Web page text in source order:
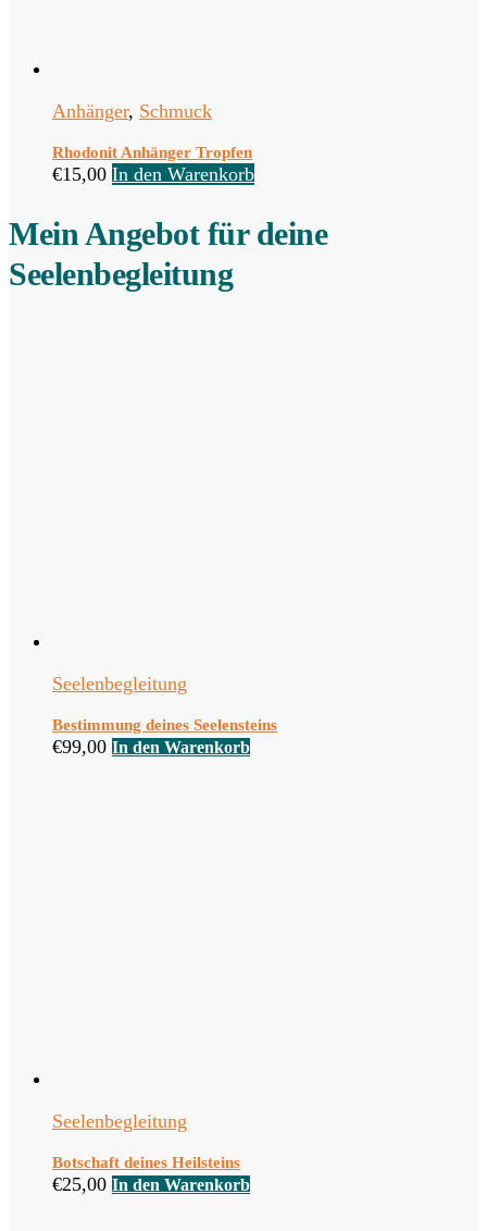
Anhänger, Schmuck
Rhodonit Anhänger Tropfen
€15,00 In den Warenkorb
Mein Angebot für deine
Seelenbegleitung
Seelenbegleitung
Bestimmung deines Seelensteins
€99,00 In den Warenkorb
Seelenbegleitung
Botschaft deines Heilsteins
€25,00 In den Warenkorb